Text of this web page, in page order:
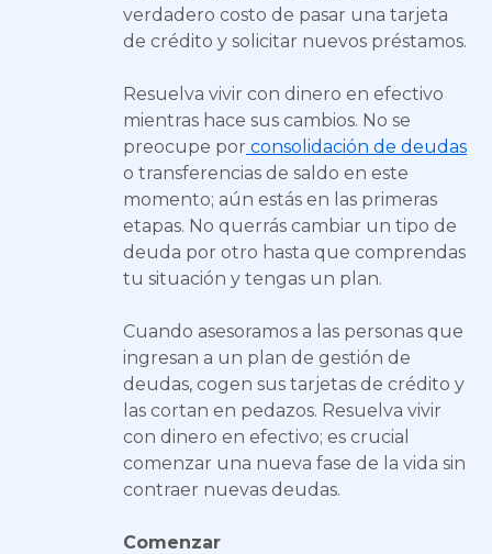
verdadero costo de pasar una tarjeta
de crédito y solicitar nuevos préstamos.
Resuelva vivir con dinero en efectivo
mientras hace sus cambios. No se
preocupe por consolidación de deudas
o transferencias de saldo en este
momento; aún estás en las primeras
etapas. No querrás cambiar un tipo de
deuda por otro hasta que comprendas
tu situación y tengas un plan.
Cuando asesoramos a las personas que
ingresan a un plan de gestión de
deudas, cogen sus tarjetas de crédito y
las cortan en pedazos. Resuelva vivir
con dinero en efectivo; es crucial
comenzar una nueva fase de la vida sin
contraer nuevas deudas.
Comenzar